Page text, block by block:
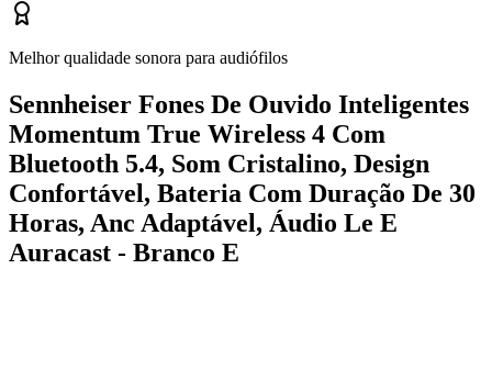
Melhor qualidade sonora para audiófilos
Sennheiser Fones De Ouvido Inteligentes
Momentum True Wireless 4 Com
Bluetooth 5.4, Som Cristalino, Design
Confortável, Bateria Com Duração De 30
Horas, Anc Adaptável, Áudio Le E
Auracast - Branco E